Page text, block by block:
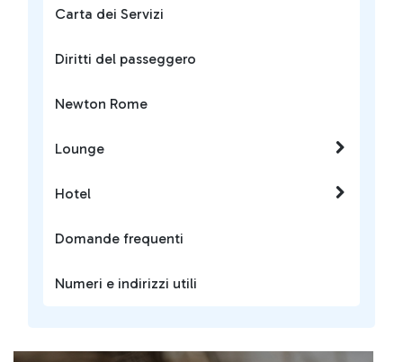
Carta dei Servizi
Diritti del passeggero
Newton Rome
Lounge
Hotel
Domande frequenti
Numeri e indirizzi utili